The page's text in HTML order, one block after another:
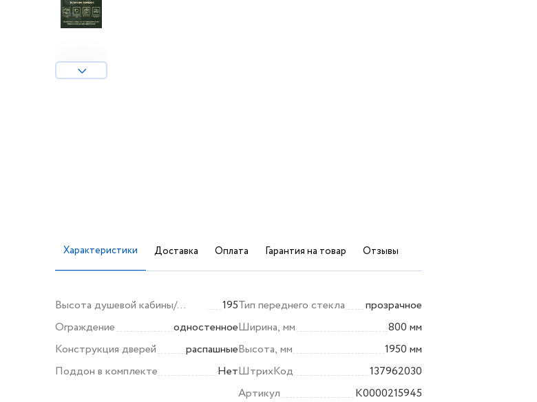
Характеристики Доставка Оплата Гарантия на товар Отзывы
Высота душевой кабины/
ограждения (мм)
195
Ограждение
одностенное
Конструкция дверей
распашные
Поддон в комплекте
Нет
Тип переднего стекла
прозрачное
Ширина, мм
800 мм
Высота, мм
1950 мм
ШтрихКод
137962030
Артикул
K0000215945